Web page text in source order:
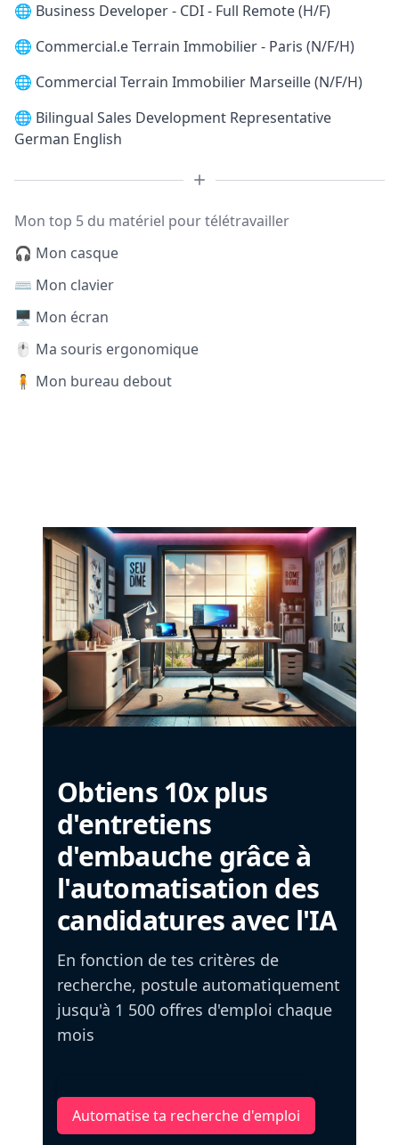
🌐 Business Developer - CDI - Full Remote (H/F)
🌐 Commercial.e Terrain Immobilier - Paris (N/F/H)
🌐 Commercial Terrain Immobilier Marseille (N/F/H)
🌐 Bilingual Sales Development Representative
German English
Mon top 5 du matériel pour télétravailler
🎧 Mon casque
⌨️ Mon clavier
🖥️ Mon écran
🖱️ Ma souris ergonomique
🧍 Mon bureau debout
Obtiens 10x plus
d'entretiens
d'embauche grâce à
l'automatisation des
candidatures avec l'IA
En fonction de tes critères de
recherche, postule automatiquement
jusqu'à 1 500 offres d'emploi chaque
mois
Automatise ta recherche d'emploi